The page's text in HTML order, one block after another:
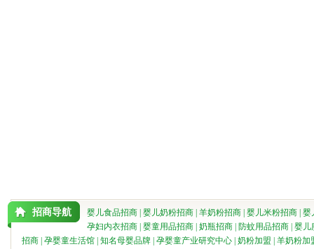
招商导航 婴儿食品招商 婴儿奶粉招商 羊奶粉招商 婴儿米粉招商 婴
孕妇内衣招商 婴童用品招商 奶瓶招商 防蚊用品招商 婴儿
招商 孕婴童生活馆 知名母婴品牌 孕婴童产业研究中心 奶粉加盟
羊奶粉加